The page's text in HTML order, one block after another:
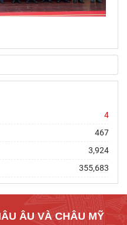
4
467
3,924
355,683
ÂU VÀ CHÂU MỸ